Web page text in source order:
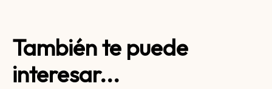
También te puede
interesar...